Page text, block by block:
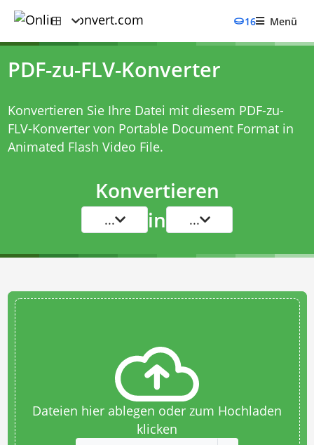
16 Menü
PDF-zu-FLV-Konverter
Konvertieren Sie Ihre Datei mit diesem PDF-zu-
FLV-Konvertervon Portable Document Format in
Animated Flash Video File.
Konvertieren
... in ...
Dateien hier ablegen oder zum Hochladen
klicken